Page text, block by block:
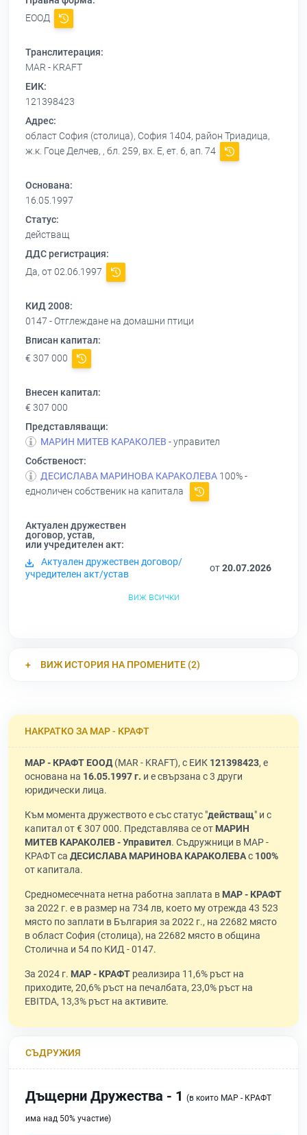
ЕООД
Транслитерация:
MAR - KRAFT
ЕИК:
121398423
Адрес:
област София (столица), София 1404, район Триадица,
ж.к. Гоце Делчев, , бл. 259, вх. Е, ет. 6, ап. 74
Основана:
16.05.1997
Статус:
действащ
ДДС регистрация:
Да, от 02.06.1997
КИД 2008:
0147 - Отглеждане на домашни птици
Вписан капитал:
€ 307 000
Внесен капитал:
€ 307 000
Представляващи:
МАРИН МИТЕВ КАРАКОЛЕВ - управител
Собственост:
ДЕСИСЛАВА МАРИНОВА КАРАКОЛЕВА 100% -
едноличен собственик на капитала
Актуален дружествен
договор, устав,
или учредителен акт:
Актуален дружествен договор/
учредителен акт/устав
от20.07.2026
виж всички
ВИЖ ИСТОРИЯ НА ПРОМЕНИТЕ (2)
НАКРАТКО ЗА МАР - КРАФТ
МАР - КРАФТ ЕООД(MAR - KRAFT), с ЕИК 121398423, е
основана на 16.05.1997 г. и е свързана с 3 други
юридически лица.
Към момента дружеството е със статус "действащ" и с
капитал от € 307 000. Представлява се от МАРИН
МИТЕВ КАРАКОЛЕВ - Управител. Съдружници в МАР -
КРАФТ са ДЕСИСЛАВА МАРИНОВА КАРАКОЛЕВАс 100%
от капитала.
Средномесечната нетна работна заплата в МАР - КРАФТ
за 2022 г. е в размер на 734 лв, което му отрежда 43 523
място по заплати в България за 2022 г., на 22682 място
в област София (столица), на 22682 място в община
Столична и 54 по КИД - 0147.
За 2024 г. МАР - КРАФТ реализира 11,6% ръст на
приходите, 20,6% ръст на печалбата, 23,0% ръст на
EBITDA, 13,3% ръст на активите.
СЪДРУЖИЯ
Дъщерни Дружества - 1 (в които МАР - КРАФТ
има над 50% участие)